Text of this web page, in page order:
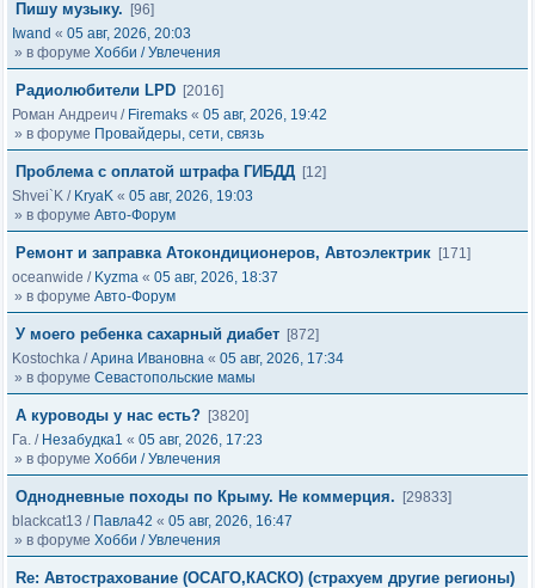
Пишу музыку.
[96]
Iwand « 05 авг, 2026, 20:03
» в форуме Хобби / Увлечения
Радиолюбители LPD [2016]
Роман Андреич / Firemaks « 05 авг, 2026, 19:42
» в форуме Провайдеры, сети, связь
Проблема с оплатой штрафа ГИБДД [12]
Shvei`K / KryaK « 05 авг, 2026, 19:03
» в форуме Авто-Форум
Ремонт и заправка Атокондиционеров, Автоэлектрик [171]
oceanwide / Kyzma « 05 авг, 2026, 18:37
» в форуме Авто-Форум
У моего ребенка сахарный диабет [872]
Kostochka /Арина Ивановна « 05 авг, 2026, 17:34
» в форуме Севастопольские мамы
А куроводы у нас есть? [3820]
Га. / Незабудка1 « 05 авг, 2026, 17:23
» в форуме Хобби / Увлечения
Однодневные походы по Крыму. Не коммерция.
[29833]
blackcat13 / Павла42 « 05 авг, 2026, 16:47
» в форуме Хобби / Увлечения
Re: Автострахование (ОСАГО,КАСКО) (страхуем другие регионы)